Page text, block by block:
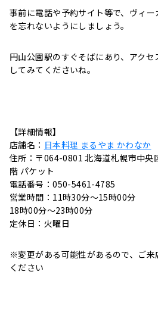
事前に電話や予約サイト等で、ヴィ
を忘れないようにしましょう。
円山公園駅のすぐそばにあり、アク
してみてくださいね。
【詳細情報】
店舗名： 日本料理 まるやま かわなか
住所：〒064-0801 北海道札幌市中央
階 パケット
電話番号：050-5461-4785
営業時間：11時30分～15時00分
18時00分～23時00分
定休日：火曜日
※変更がある可能性があるので、ご来
ください